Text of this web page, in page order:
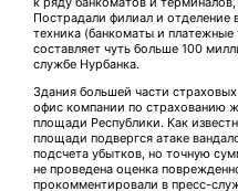
Пострадали филиал и отделение
техника (банкоматы и
составляет чуть больше 100
службе Нурбанка.
Здания большей части
офис компании по страхованию
площади Республики. Как
площади подвергся атаке
подсчета убытков, но точную
не проведена оценка
прокомментировали в пресс-